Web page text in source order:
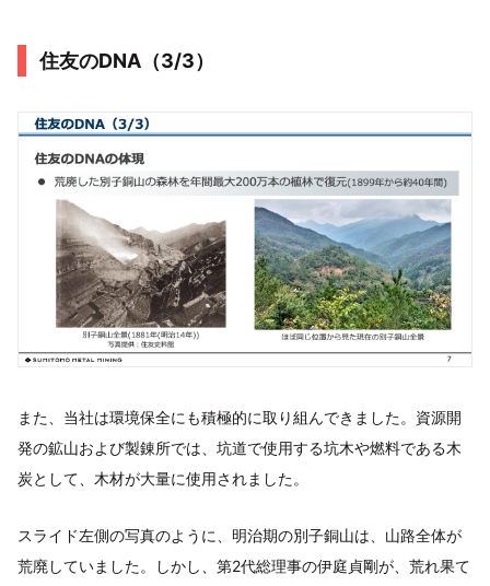
住友のDNA（3/3）
また、当社は環境保全にも積極的に取り組んできました。資源開
発の鉱山および製錬所では、坑道で使用する坑木や燃料である木
炭として、木材が大量に使用されました。
スライド左側の写真のように、明治期の別子銅山は、山路全体が
荒廃していました。しかし、第2代総理事の伊庭貞剛が、荒れ果て